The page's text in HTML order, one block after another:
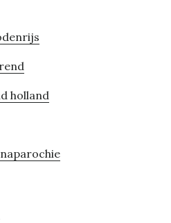
holland